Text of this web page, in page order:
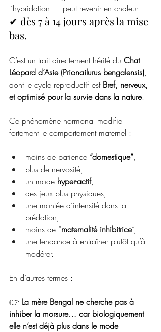
l’hybridation — peut revenir en chaleur :
✔ dès 7 à 14 jours après la mise
bas.
C’est un trait directement hérité du Chat
Léopard d’Asie (Prionailurus bengalensis),
dont le cycle reproductif est Bref, nerveux,
et optimisé pour la survie dans la nature.
Ce phénomène hormonal modifie
fortement le comportement maternel :
moins de patience “domestique”,
plus de nervosité,
un mode hyper-actif,
des jeux plus physiques,
une montée d’intensité dans la
prédation,
moins de “maternalité inhibitrice”,
une tendance à entraîner plutôt qu’à
modérer.
En d’autres termes :
👉 La mère Bengal ne cherche pas à
inhiber la morsure… car biologiquement
elle n’est déjà plus dans le mode